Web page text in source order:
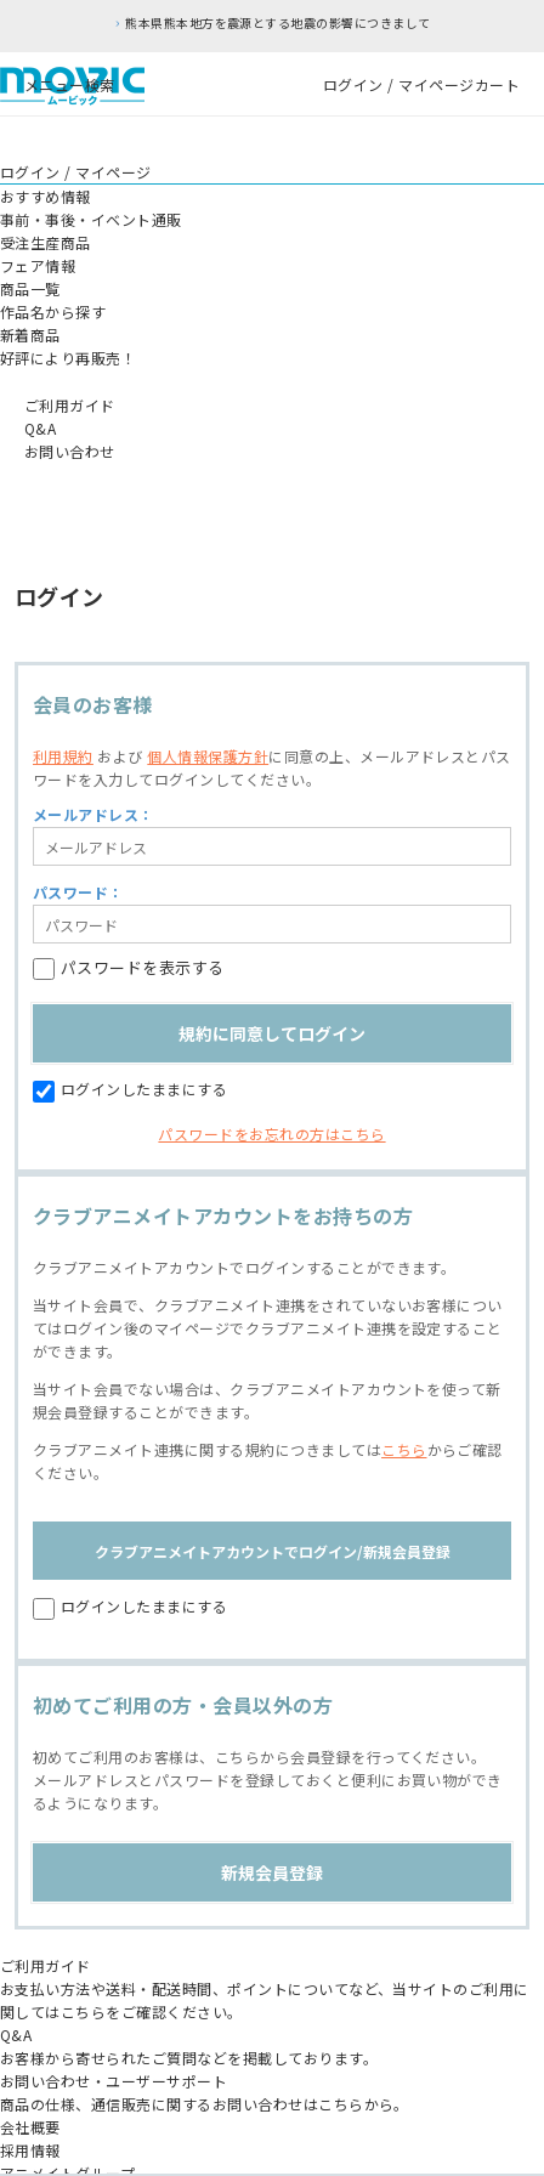
熊本県熊本地方を震源とする地震の影響につきまして
メニュー検索 ログイン / マイページカート
ログイン / マイページ
おすすめ情報
事前・事後・イベント通販
受注生産商品
フェア情報
商品一覧
作品名から探す
新着商品
好評により再販売！
ご利用ガイド
Q&A
お問い合わせ
ログイン
会員のお客様
利用規約 および個人情報保護方針に同意の上、
メールアドレスとパス
ワードを入力してログインしてください。
メールアドレス：
パスワード：
パスワードを表示する
ログインしたままにする
パスワードをお忘れの方はこちら
クラブアニメイトアカウントをお持ちの方
クラブアニメイトアカウントでログインすることができます。
当サイト会員で、クラブアニメイト連携をされていないお客様につい
てはログイン後のマイページでクラブアニメイト連携を設定すること
ができます。
当サイト会員でない場合は、クラブアニメイトアカウントを使って新
規会員登録することができます。
クラブアニメイト連携に関する規約につきましてはこちら からご確認
ください。
クラブアニメイトアカウントでログイン/新規会員登録
ログインしたままにする
初めてご利用の方・会員以外の方
初めてご利用のお客様は、こちらから会員登録を行ってください。
メールアドレスとパスワードを登録しておくと便利にお買い物ができ
るようになります。
ご利用ガイド
お支払い方法や送料・配送時間、ポイントについてなど、当サイトのご利用に
関してはこちらをご確認ください。
Q&A
お客様から寄せられたご質問などを掲載しております。
お問い合わせ・ユーザーサポート
商品の仕様、通信販売に関するお問い合わせはこちらから。
会社概要
採用情報